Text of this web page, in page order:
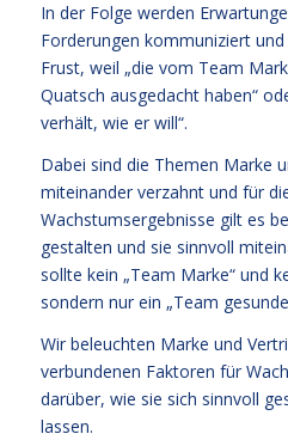
In der Folge werden
Forderungen kommuniziert
Frust, weil „die vom Team
Quatsch ausgedacht haben“
verhält, wie er will“.
Dabei sind die Themen Marke
miteinander verzahnt und für
Wachstumsergebnisse gilt es
gestalten und sie sinnvoll
sollte kein „Team Marke“ und
sondern nur ein „Team
Wir beleuchten Marke und
verbundenen Faktoren für
darüber, wie sie sich sinnvoll
lassen.